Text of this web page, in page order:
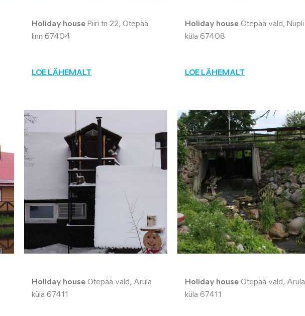
Holiday house Piiri tn 22, Otepää
linn 67404
LOE LÄHEMALT
Holiday house Otepää vald, Nüpli
küla 67408
LOE LÄHEMALT
Holiday house Otepää vald, Arula
küla 67411
Holiday house Otepää vald, Arula
küla 67411